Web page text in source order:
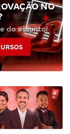
NO
do assunto!